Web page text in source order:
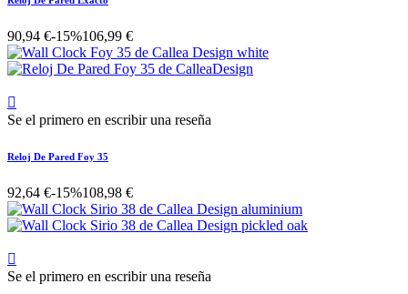
90,94 €-15%106,99 €

Se el primero en escribir una reseña
Reloj De Pared Foy 35
92,64 €-15%108,98 €

Se el primero en escribir una reseña